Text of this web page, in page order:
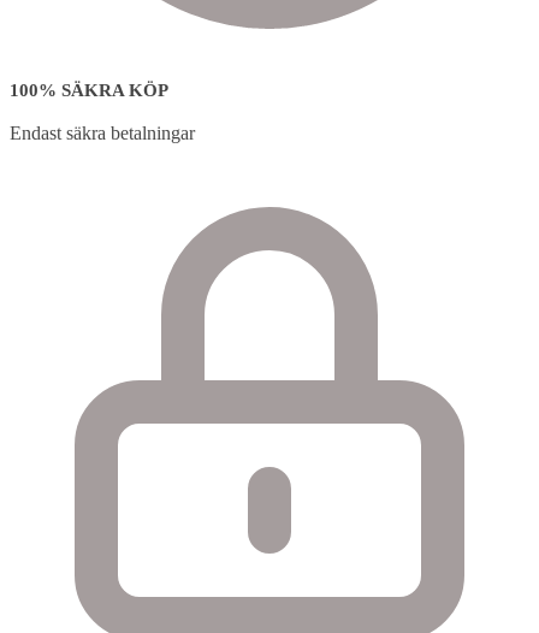
100% SÄKRA KÖP
Endast säkra betalningar